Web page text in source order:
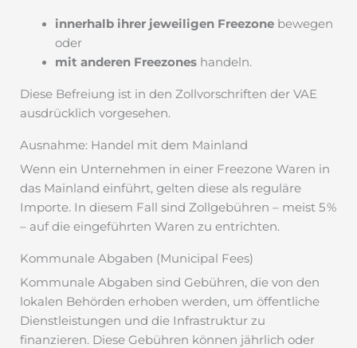
innerhalb ihrer jeweiligen Freezonebewegen
oder
mit anderen Freezoneshandeln.
Diese Befreiung ist in den Zollvorschriften der VAE
ausdrücklich vorgesehen.
Ausnahme: Handel mit dem Mainland
Wenn ein Unternehmen in einer Freezone Waren in
das Mainland einführt, gelten diese als reguläre
Importe. In diesem Fall sind Zollgebühren – meist 5 %
– auf die eingeführten Waren zu entrichten.
Kommunale Abgaben (Municipal Fees)
Kommunale Abgaben sind Gebühren, die von den
lokalen Behörden erhoben werden, um öffentliche
Dienstleistungen und die Infrastruktur zu
finanzieren. Diese Gebühren können jährlich oder